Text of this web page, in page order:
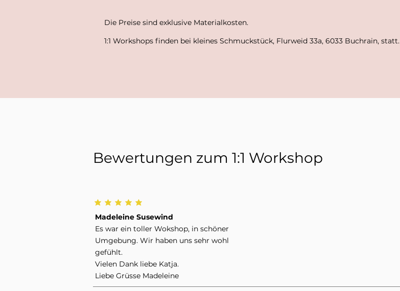
Die Preise sind exklusive Materialkosten.
1:1 Workshops finden bei kleines Schmuckstück, Flurweid 33a, 6033 Buchrain, statt.
Bewertungen zum 1:1 Workshop
Madeleine Susewind
Es war ein toller Wokshop, in schöner
Umgebung. Wir haben uns sehr wohl
gefühlt.
Vielen Dank liebe Katja.
Liebe Grüsse Madeleine